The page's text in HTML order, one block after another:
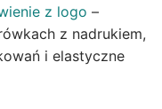
z logo –
z nadrukiem,
i elastyczne